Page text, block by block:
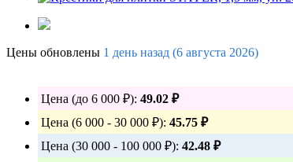
Цены обновлены 1 день назад (6 августа 2026)
Цена (до 6 000 ₽): 49.02 ₽
Цена (6 000 - 30 000 ₽): 45.75 ₽
Цена (30 000 - 100 000 ₽): 42.48 ₽